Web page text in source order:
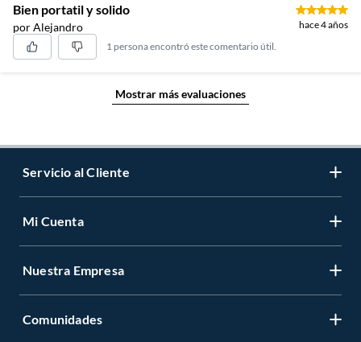
Bien portatil y solido
por Alejandro
hace 4 años
1 persona encontró este comentario útil.
Mostrar más evaluaciones
Servicio al Cliente
Contáctanos
Tiendas y horarios
Mi Cuenta
Registrate
Nuestra Empresa
Sobre Nosotros
Comunidades